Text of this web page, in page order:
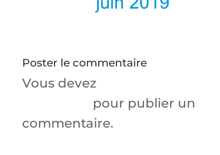
Poster le commentaire
Vous devez
pour publier un
commentaire.